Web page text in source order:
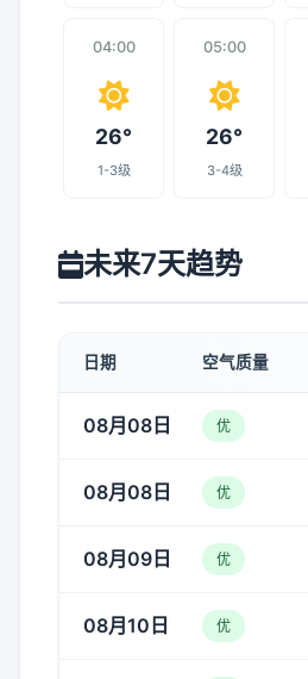
04:00
26°
1-3级
05:00
26°
3-4级
未来7天趋势
日期 空气质量
08月08日 优
08月08日 优
08月09日 优
08月10日 优